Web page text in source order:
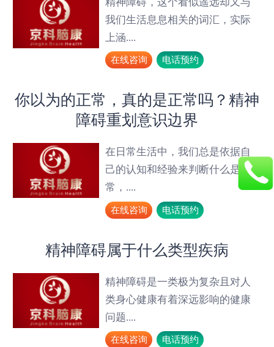
我们生活息息相关的词汇，实际
上涵....
在线咨询 电话预约
你以为的正常，真的是正常吗？精神
障碍重划意识边界
在日常生活中，我们总是依据自
己的认知和经验来判断什么是正
常，....
在线咨询 电话预约
精神障碍属于什么类型疾病
精神障碍是一类极为复杂且对人
类身心健康有着深远影响的健康
问题....
在线咨询 电话预约